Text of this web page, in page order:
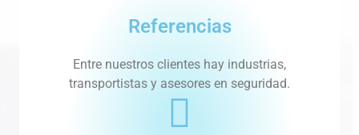
Referencias
Entre nuestros clientes hay industrias,
transportistas y asesores en seguridad.